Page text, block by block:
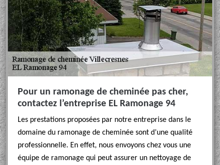
Pour un ramonage de cheminée pas cher,
contactez l’entreprise EL Ramonage 94
Les prestations proposées par notre entreprise dans le
domaine du ramonage de cheminée sont d’une qualité
professionnelle. En effet, nous envoyons chez vous une
équipe de ramonage qui peut assurer un nettoyage de